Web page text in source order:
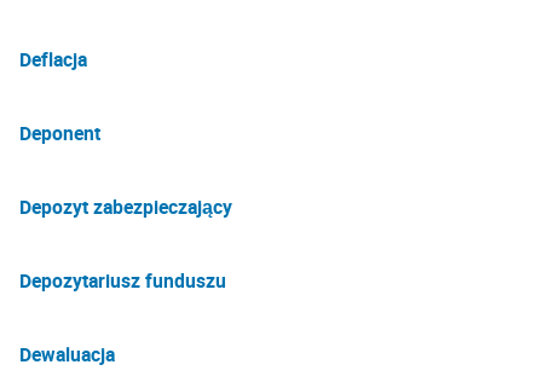
Deflacja
Deponent
Depozyt zabezpieczający
Depozytariusz funduszu
Dewaluacja